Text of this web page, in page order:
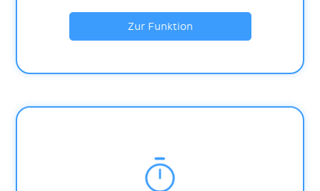
Zur Funktion